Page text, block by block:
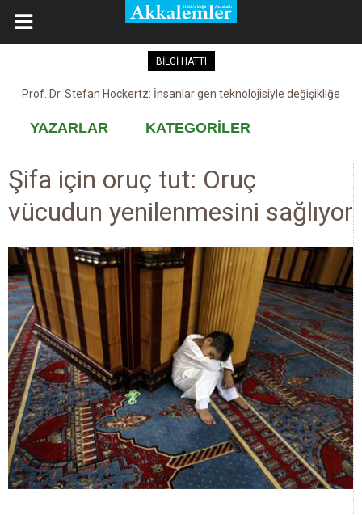
BİLGİ HATTI
Prof. Dr. Stefan Hockertz: İnsanlar gen teknolojisiyle değişikliğe
Kovid-19 aşısı, devşirme ve kobay!
YAZARLAR KATEGORİLER
Şifa için oruç tut: Oruç
vücudun yenilenmesini sağlıyor